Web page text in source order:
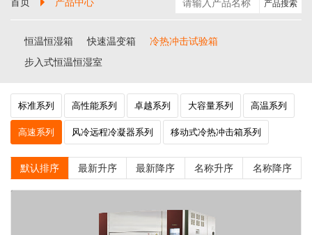
首页 产品中心
恒温恒湿箱 快速温变箱
冷热冲击试验箱
步入式恒温恒湿室
标准系列 高性能系列 卓越系列 大容量系列 高温系列
高速系列 风冷远程冷凝器系列 移动式冷热冲击箱系列
默认排序 最新升序 最新降序 名称升序 名称降序